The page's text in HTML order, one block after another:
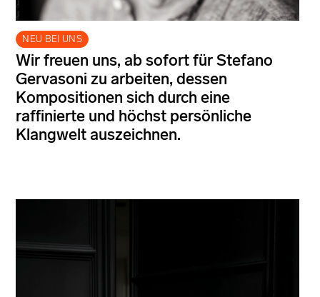
NEU BEI UNS
Wir freuen uns, ab sofort für Stefano
Gervasoni zu arbeiten, dessen
Kompositionen sich durch eine
raffinierte und höchst persönliche
Klangwelt auszeichnen.